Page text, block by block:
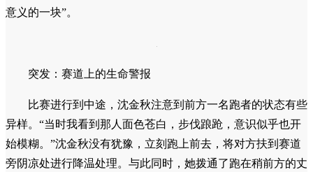
意义的一块”。